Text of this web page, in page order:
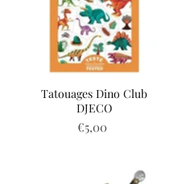
Tatouages Dino Club
DJECO
€5,00